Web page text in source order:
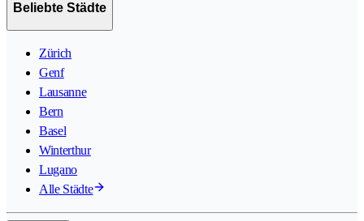
Beliebte Städte
Zürich
Genf
Lausanne
Bern
Basel
Winterthur
Lugano
Alle Städte